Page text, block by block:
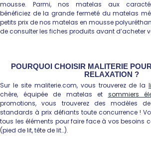
mousse. Parmi, nos matelas aux
bénéficiez de la grande fermeté du matelas
petits prix de nos matelas en mousse
de consulter les fiches produits avant d’acheter
POURQUOI CHOISIR MALITERIE
RELAXATION ?
Sur le site maliterie.com, vous trouverez de la
chère, équipée de matelas et sommiers
promotions, vous trouverez des modèles
standards à prix défiants toute concurrence !
tous les éléments pour faire face à vos besoins
(pied de lit, tête de lit…).